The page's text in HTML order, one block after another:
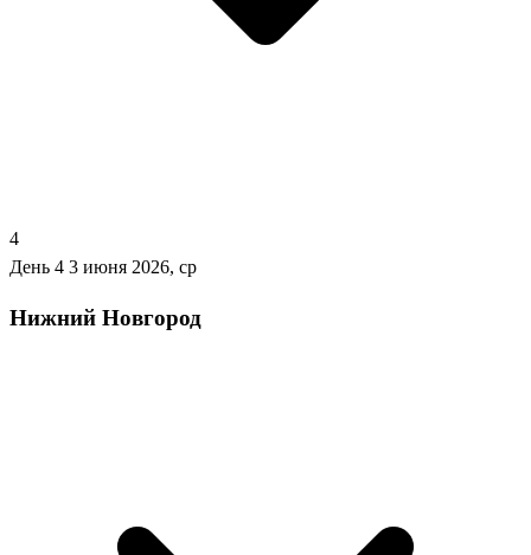
4
День 4 3 июня 2026, ср
Нижний Новгород